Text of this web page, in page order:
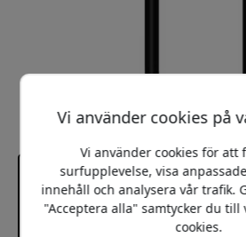
Vi använder cookies på
Vi använder cookies för att
surfupplevelse, visa
innehåll och analysera vår trafik.
"Acceptera alla" samtycker du till
cookies.